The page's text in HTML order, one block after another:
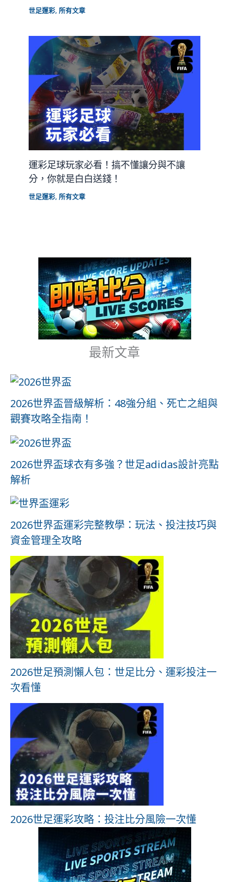
世足運彩,所有文章
運彩足球玩家必看！搞不懂讓分與不讓
分，你就是白白送錢！
世足運彩,所有文章
最新文章
2026世界盃晉級解析：48強分組、死亡之組與
觀賽攻略全指南！
2026世界盃球衣有多強？世足adidas設計亮點
解析
2026世界盃運彩完整教學：玩法、投注技巧與
資金管理全攻略
2026世足預測懶人包：世足比分、運彩投注一
次看懂
2026世足運彩攻略：投注比分風險一次懂